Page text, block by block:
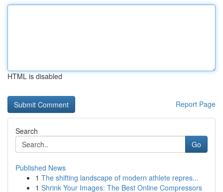
HTML is disabled
Report Page
Search
Go
Published News
1 The shifting landscape of modern athlete repres...
1 Shrink Your Images: The Best Online Compressors